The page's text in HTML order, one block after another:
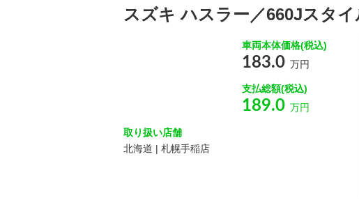
スズキ ハスラー／660Jスタ
車両本体価格(税込)
183.0 万円
支払総額(税込)
189.0 万円
取り扱い店舗
北海道 | 札幌手稲店